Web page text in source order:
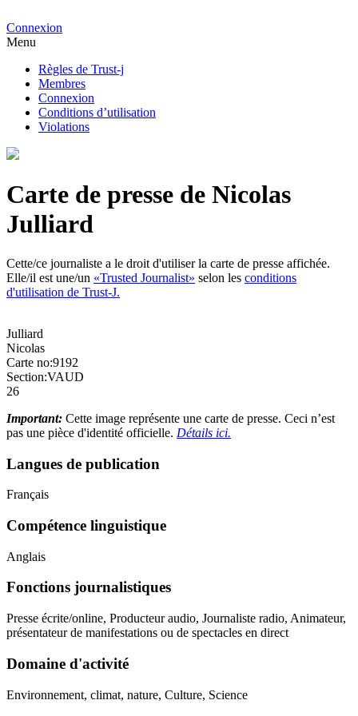
Connexion
Menu
Règles de Trust-j
Membres
Connexion
Conditions d’utilisation
Violations
Carte de presse de Nicolas
Julliard
Cette/ce journaliste a le droit d'utiliser la carte de presse affichée.
Elle/il est une/un «Trusted Journalist» selon les conditions
d'utilisation de Trust-J.
Julliard
Nicolas
Carte no:9192
Section:VAUD
26
Important: Cette image représente une carte de presse. Ceci n’est
pas une pièce d'identité officielle. Détails ici.
Langues de publication
Français
Compétence linguistique
Anglais
Fonctions journalistiques
Presse écrite/online, Producteur audio, Journaliste radio, Animateur,
présentateur de manifestations ou de spectacles en direct
Domaine d'activité
Environnement, climat, nature, Culture, Science